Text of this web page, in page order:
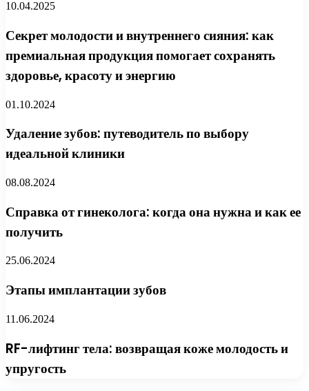
10.04.2025
Секрет молодости и внутреннего сияния: как
премиальная продукция помогает сохранять
здоровье, красоту и энергию
01.10.2024
Удаление зубов: путеводитель по выбору
идеальной клиники
08.08.2024
Справка от гинеколога: когда она нужна и как ее
получить
25.06.2024
Этапы имплантации зубов
11.06.2024
RF-лифтинг тела: возвращая коже молодость и
упругость